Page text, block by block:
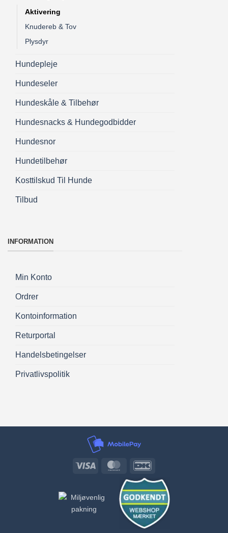
Aktivering
Knudereb & Tov
Plysdyr
Hundepleje
Hundeseler
Hundeskåle & Tilbehør
Hundesnacks & Hundegodbidder
Hundesnor
Hundetilbehør
Kosttilskud Til Hunde
Tilbud
INFORMATION
Min Konto
Ordrer
Kontoinformation
Returportal
Handelsbetingelser
Privatlivspolitik
Visa MasterCard